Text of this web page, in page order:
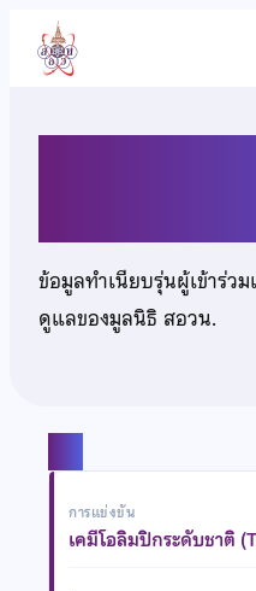
เนื้อหา
ข้อมูลทำเนียบรุ่นผู้เข้าร่ว
ดูแลของมูลนิธิ สอวน.
การแข่งขัน
เคมีโอลิมปิกระดับชาติ